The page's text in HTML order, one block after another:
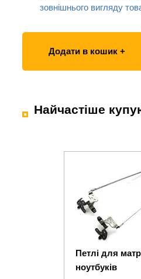
зовнішнього вигляду
Додати в кошик +
Найчастіше
Петлі для
ноутбуків